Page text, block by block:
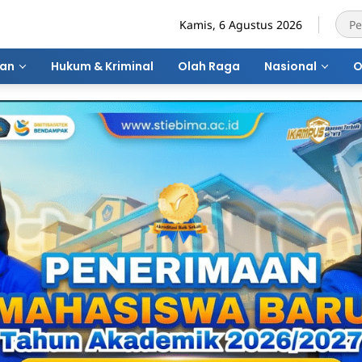
Kamis, 6 Agustus 2026
Hukum & Kriminal Olah Raga Nasional